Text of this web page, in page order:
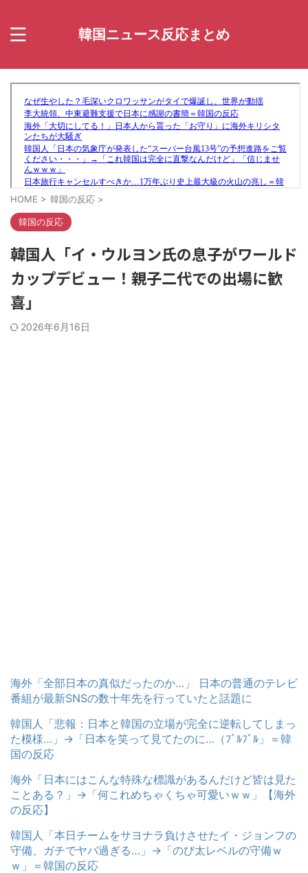
韓国ニュース反応まとめ
HOME > 韓国の反応 >
韓国の反応
韓国人「イ・ウルヨン氏の息子がワールド
カップデビュー！親子二代での出場に歓
喜」
2026年6月16日
海外「全部日本の真似だったのか…」 日本の普通のテレビ
番組が最新SNSの数十年先を行っていたと話題に
韓国人「悲報：日本と韓国の立場が完全に逆転してしまっ
た模様…」→「日本を笑って見てたのに…（ﾌﾞﾙﾌﾞﾙ」＝韓
国の反応
海外「日本にはこんな特殊な標識があるんだけど皆は見た
ことある？」→「何これめちゃくちゃ可愛いｗｗ」【海外
の反応】
韓国人「本日チームをサヨナラ負けさせたイ・ジョンフの
守備、ガチでヤバ過ぎる…」→「のび太レベルの守備ｗ
ｗ」＝韓国の反応